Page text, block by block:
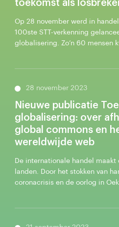
toekomst als
Op 28 november werd in
100ste STT-verkenning
globalisering. Zo’n 60 mensen
28 november 2023
Nieuwe publicatie
globalisering: over
global commons en
wereldwijde web
De internationale handel maakt
landen. Door het stokken van
coronacrisis en de oorlog in